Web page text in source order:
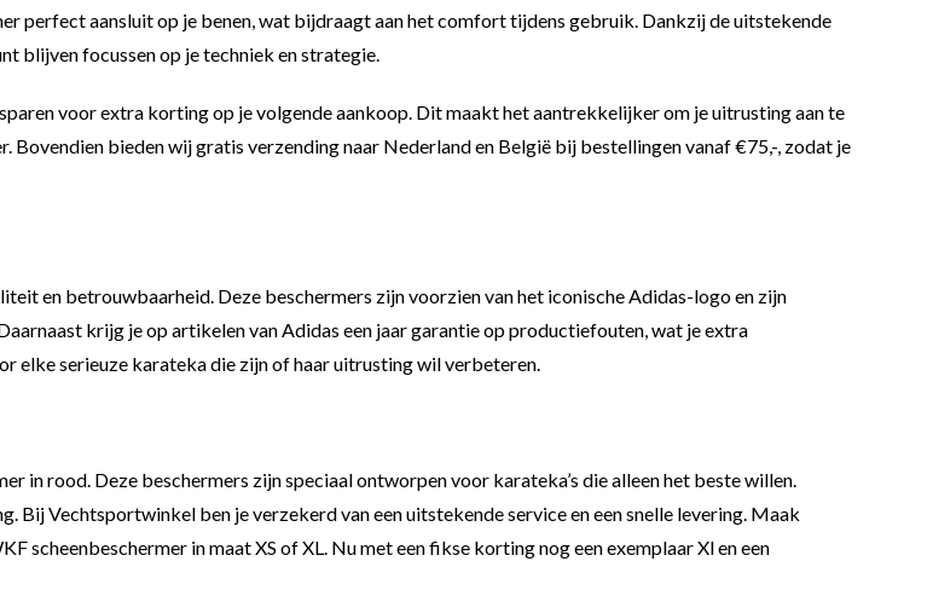
perfect aansluit op je benen, wat bijdraagt aan het comfort tijdens gebruik. Dankzij de uitstekende
blijven focussen op je techniek en strategie.
voor extra korting op je volgende aankoop. Dit maakt het aantrekkelijker om je uitrusting aan te
bieden wij gratis verzending naar Nederland en België bij bestellingen vanaf €75,-, zodat je
en betrouwbaarheid. Deze beschermers zijn voorzien van het iconische Adidas-logo en zijn
krijg je op artikelen van Adidas een jaar garantie op productiefouten, wat je extra
elke serieuze karateka die zijn of haar uitrusting wil verbeteren.
in rood. Deze beschermers zijn speciaal ontworpen voor karateka’s die alleen het beste willen.
Bij Vechtsportwinkel ben je verzekerd van een uitstekende service en een snelle levering. Maak
scheenbeschermer in maat XS of XL. Nu met een fikse korting nog een exemplaar Xl en een